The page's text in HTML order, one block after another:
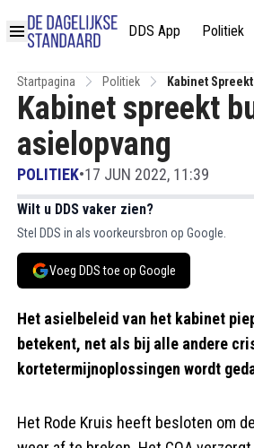
DDS App Politiek
Startpagina Politiek Kabinet
Kabinet spreekt
asielopvang
POLITIEK•17 JUN 2022, 11:39
Wilt u DDS vaker zien?
Stel DDS in als voorkeursbron op Google.
Voeg DDS toe op Google
Het asielbeleid van het kabinet
betekent, net als bij alle andere
kortetermijnoplossingen wordt
Het Rode Kruis heeft besloten om